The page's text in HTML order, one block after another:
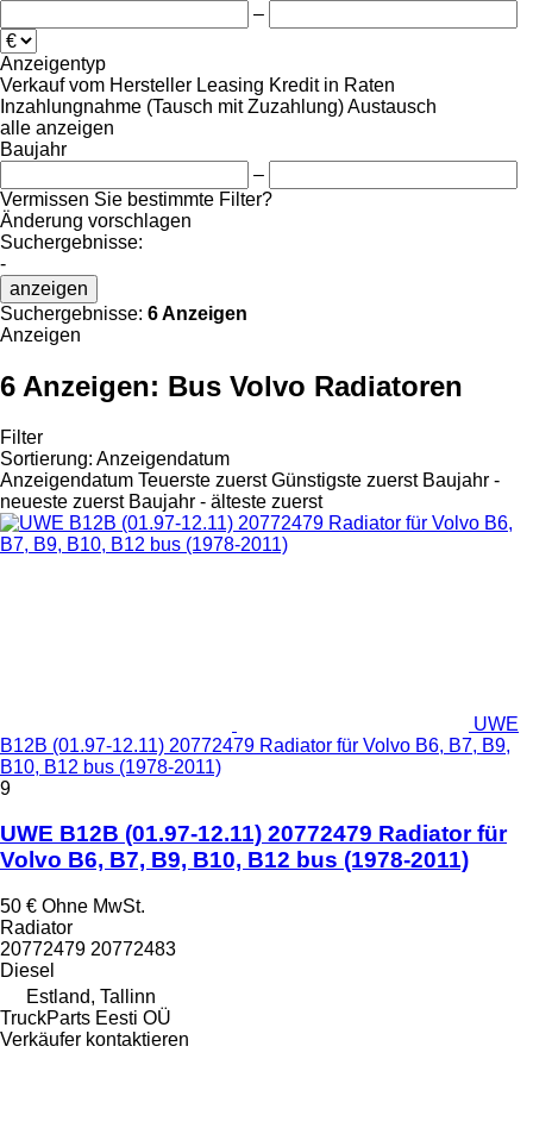
–
Anzeigentyp
Verkauf vom Hersteller Leasing Kredit in Raten
Inzahlungnahme (Tausch mit Zuzahlung)Austausch
alle anzeigen
Baujahr
–
Vermissen Sie bestimmte Filter?
Änderung vorschlagen
Suchergebnisse:
-
anzeigen
Suchergebnisse: 6 Anzeigen
Anzeigen
6 Anzeigen: Bus Volvo Radiatoren
Filter
Sortierung: Anzeigendatum
Anzeigendatum Teuerste zuerst Günstigste zuerst Baujahr -
neueste zuerst Baujahr - älteste zuerst
UWE
B12B (01.97-12.11) 20772479 Radiator für Volvo B6, B7, B9,
B10, B12 bus (1978-2011)
9
UWE B12B (01.97-12.11) 20772479 Radiator für
Volvo B6, B7, B9, B10, B12 bus (1978-2011)
50 € Ohne MwSt.
Radiator
20772479 20772483
Diesel
Estland, Tallinn
TruckParts Eesti OÜ
Verkäufer kontaktieren